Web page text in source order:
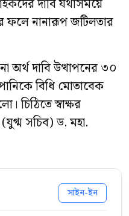
দাবি যথাসময়ে
ফলে নানারূপ জটিলতার
অর্থ দাবি উত্থাপনের ৩০
বিধি মোতাবেক
চিঠিতে স্বাক্ষর
সচিব) ড. মহা.
সাইন-ইন